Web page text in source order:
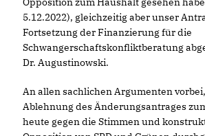
5.12.2022), gleichzeitig aber unser
Fortsetzung der Finanzierung für die
Schwangerschaftskonfliktberatung
Dr. Augustinowski.
An allen sachlichen Argumenten
Ablehnung des Änderungsantrages
heute gegen die Stimmen und